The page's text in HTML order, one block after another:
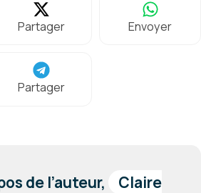
Partager Envoyer
Partager
de l’auteur,
Claire